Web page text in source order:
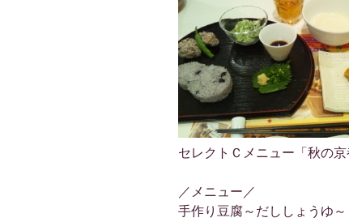
セレクトＣメニュー「秋の
／メニュー／
手作り豆腐～だししょうゆ～